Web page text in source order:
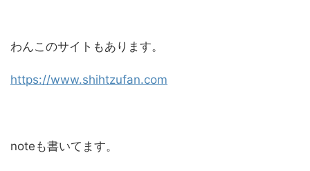
わんこのサイトもあります。
https://www.shihtzufan.com
noteも書いてます。